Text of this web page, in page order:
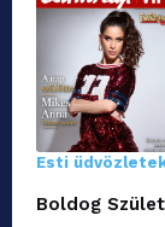
Esti
Boldog